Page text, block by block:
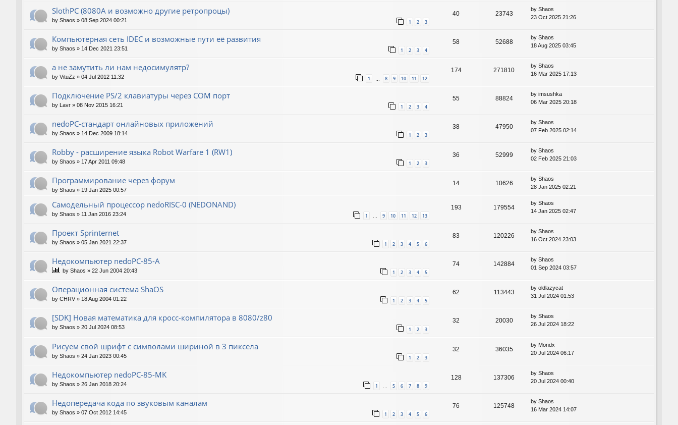
SlothPC (8080A и возможно другие ретропроцы)
by Shaos » 08 Sep 2024 00:21 1 2 3
40 23743
by Shaos
23 Oct 2025 21:26
Компьютерная сеть IDEC и возможные пути её развития
by Shaos » 14 Dec 2021 23:51 1 2 3 4
58 52688
by Shaos
18 Aug 2025 03:45
а не замутить ли нам недосимулятр?
by VituZz » 04 Jul 2012 11:32 1 8 9 10 11 12
174 271810
by Shaos
16 Mar 2025 17:13
Подключение PS/2 клавиатуры через COM порт
by Lavr » 08 Nov 2015 16:21 1 2 3 4
55 88824
by imsushka
06 Mar 2025 20:18
nedoPC-стандарт онлайновых приложений
by Shaos » 14 Dec 2009 18:14 1 2 3
38 47950
by Shaos
07 Feb 2025 02:14
Robby - расширение языка Robot Warfare 1 (RW1)
by Shaos » 17 Apr 2011 09:48 1 2 3
36 52999
by Shaos
02 Feb 2025 21:03
Программирование через форум
by Shaos » 19 Jan 2025 00:57
14 10626
by Shaos
28 Jan 2025 02:21
Самодельный процессор nedoRISC-0 (NEDONAND)
by Shaos » 11 Jan 2016 23:24 1 … 9 10 11 12 13
193 179554
by Shaos
14 Jan 2025 02:47
Проект Sprinternet
by Shaos » 05 Jan 2021 22:37 1 2 3 4 5 6
83 120226
by Shaos
16 Oct 2024 23:03
Недокомпьютер nedoPC-85-A
by Shaos » 22 Jun 2004 20:43 1 2 3 4 5
74 142884
by Shaos
01 Sep 2024 03:57
Операционная система ShaOS
by CHRV » 18 Aug 2004 01:22 1 2 3 4 5
62 113443
by oldlazycat
31 Jul 2024 01:53
[SDK] Новая математика для кросс-компилятора в 8080/z80
by Shaos » 20 Jul 2024 08:53 1 2 3
32 20030
by Shaos
26 Jul 2024 18:22
Рисуем свой шрифт с символами шириной в 3 пиксела
by Shaos » 24 Jan 2023 00:45 1 2 3
32 36035
by Mondx
20 Jul 2024 06:17
Недокомпьютер nedoPC-85-MK
by Shaos » 26 Jan 2018 20:24 1 5 6 7 8 9
128 137306
by Shaos
20 Jul 2024 00:40
Недопередача кода по звуковым каналам
by Shaos » 07 Oct 2012 14:45 1 2 3 4 5 6
76 125748
by Shaos
16 Mar 2024 14:07